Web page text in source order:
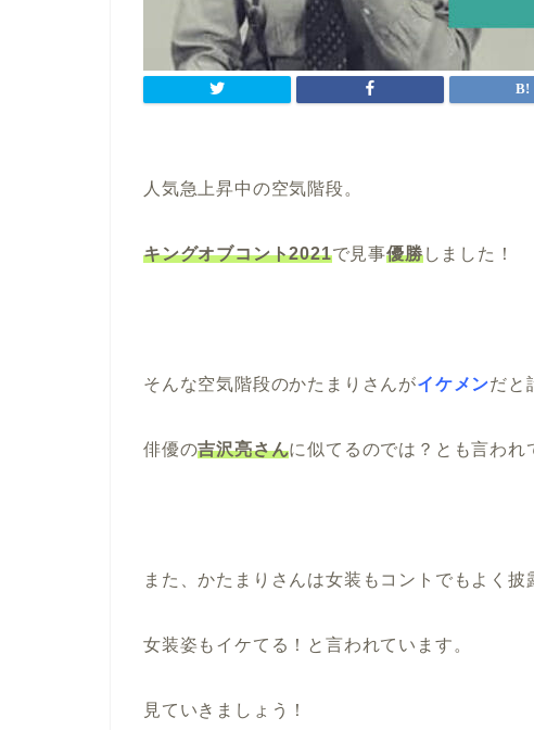
人気急上昇中の空気階段。
キングオブコント2021で見事優勝しました！
そんな空気階段のかたまりさんがイケメンだと
俳優の吉沢亮さんに似てるのでは？とも言われ
また、かたまりさんは女装もコントでもよく披
女装姿もイケてる！と言われています。
見ていきましょう！